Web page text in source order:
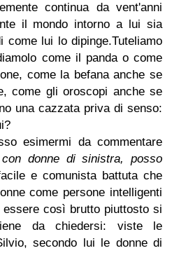
continua da vent'anni
il mondo intorno a lui sia
come lui lo dipinge.Tuteliamo
come il panda o come
come la befana anche se
come gli oroscopi anche se
una cazzata priva di senso:
esimermi da commentare
donne di sinistra, posso
e comunista battuta che
come persone intelligenti
così brutto piuttosto si
da chiedersi: viste le
secondo lui le donne di